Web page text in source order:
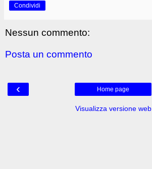
Condividi
Nessun commento:
Posta un commento
‹ Home page
Visualizza versione web